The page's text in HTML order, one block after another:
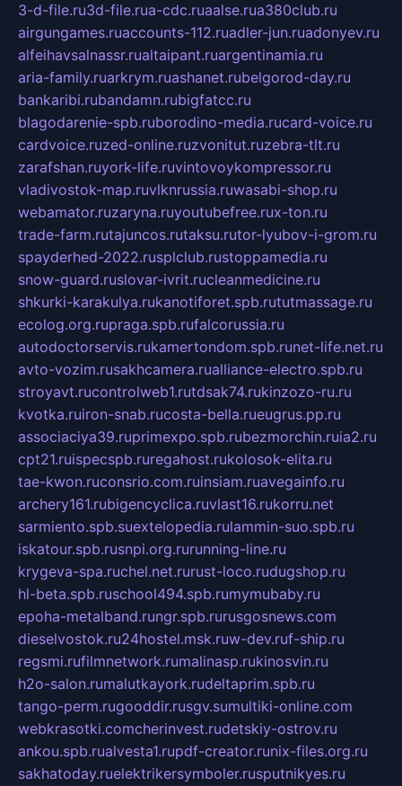
3-d-file.ru3d-file.rua-cdc.ruaalse.rua380club.ru
airgungames.ruaccounts-112.ruadler-jun.ruadonyev.ru
alfeihavsalnassr.rualtaipant.ruargentinamia.ru
aria-family.ruarkrym.ruashanet.rubelgorod-day.ru
bankaribi.rubandamn.rubigfatcc.ru
blagodarenie-spb.ruborodino-media.rucard-voice.ru
cardvoice.ruzed-online.ruzvonitut.ruzebra-tlt.ru
zarafshan.ruyork-life.ruvintovoykompressor.ru
vladivostok-map.ruvlknrussia.ruwasabi-shop.ru
webamator.ruzaryna.ruyoutubefree.rux-ton.ru
trade-farm.rutajuncos.rutaksu.rutor-lyubov-i-grom.ru
spayderhed-2022.rusplclub.rustoppamedia.ru
snow-guard.ruslovar-ivrit.rucleanmedicine.ru
shkurki-karakulya.rukanotiforet.spb.rututmassage.ru
ecolog.org.rupraga.spb.rufalcorussia.ru
autodoctorservis.rukamertondom.spb.runet-life.net.ru
avto-vozim.rusakhcamera.rualliance-electro.spb.ru
stroyavt.rucontrolweb1.rutdsak74.rukinzozo-ru.ru
kvotka.ruiron-snab.rucosta-bella.rueugrus.pp.ru
associaciya39.ruprimexpo.spb.rubezmorchin.ruia2.ru
cpt21.ruispecspb.ruregahost.rukolosok-elita.ru
tae-kwon.ruconsrio.com.ruinsiam.ruavegainfo.ru
archery161.rubigencyclica.ruvlast16.rukorru.net
sarmiento.spb.suextelopedia.rulammin-suo.spb.ru
iskatour.spb.rusnpi.org.rurunning-line.ru
krygeva-spa.ruchel.net.rurust-loco.rudugshop.ru
hl-beta.spb.ruschool494.spb.rumymubaby.ru
epoha-metalband.rungr.spb.rurusgosnews.com
dieselvostok.ru24hostel.msk.ruw-dev.ruf-ship.ru
regsmi.rufilmnetwork.rumalinasp.rukinosvin.ru
h2o-salon.rumalutkayork.rudeltaprim.spb.ru
tango-perm.rugooddir.rusgv.sumultiki-online.com
webkrasotki.comcherinvest.rudetskiy-ostrov.ru
ankou.spb.rualvesta1.rupdf-creator.runix-files.org.ru
sakhatoday.ruelektrikersymboler.rusputnikyes.ru